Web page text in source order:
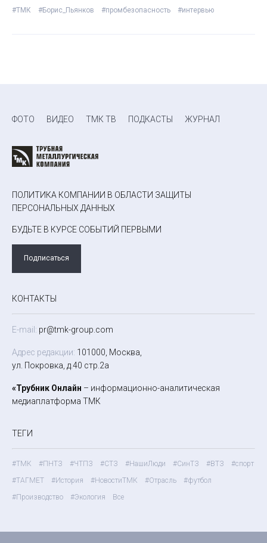
#ТМК #Борис_Пьянков #промбезопасность #интервью
ФОТО ВИДЕО ТМК ТВ ПОДКАСТЫ ЖУРНАЛ
ПОЛИТИКА КОМПАНИИ В ОБЛАСТИ ЗАЩИТЫ
ПЕРСОНАЛЬНЫХ ДАННЫХ
БУДЬТЕ В КУРСЕ СОБЫТИЙ ПЕРВЫМИ
Подписаться
КОНТАКТЫ
E-mail: pr@tmk-group.com
Адрес редакции: 101000, Москва,
ул. Покровка, д.40 стр.2а
«Трубник Онлайн – информационно-аналитическая
медиаплатформа ТМК
ТЕГИ
#ТМК #ПНТЗ #ЧТПЗ #СТЗ #НашиЛюди #СинТЗ #ВТЗ
#спорт
#ТАГМЕТ
#История #НовостиТМК #Отрасль
#футбол
#Производство
#Экология Все